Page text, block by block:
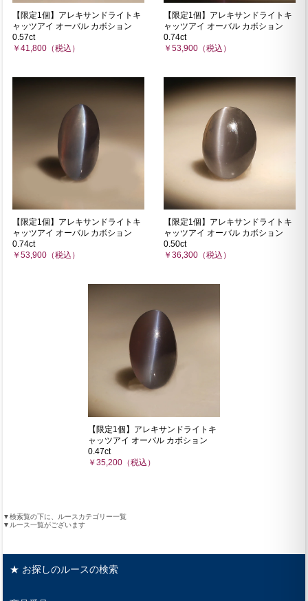
【限定1個】アレキサンドライトキ
ャッツアイ オーバル カボション
0.57ct
￥41,800（税込）
【限定1個】アレキサンドライトキ
ャッツアイ オーバル カボション
0.74ct
￥53,900（税込）
【限定1個】アレキサンドライトキ
ャッツアイ オーバル カボション
0.74ct
￥53,900（税込）
【限定1個】アレキサンドライトキ
ャッツアイ オーバル カボション
0.50ct
￥36,300（税込）
【限定1個】アレキサンドライトキ
ャッツアイ オーバル カボション
0.47ct
￥35,200（税込）
▼検索覧の下に、ルースカテゴリー一覧
▼ルース一覧がございます
★ お探しのルースの検索